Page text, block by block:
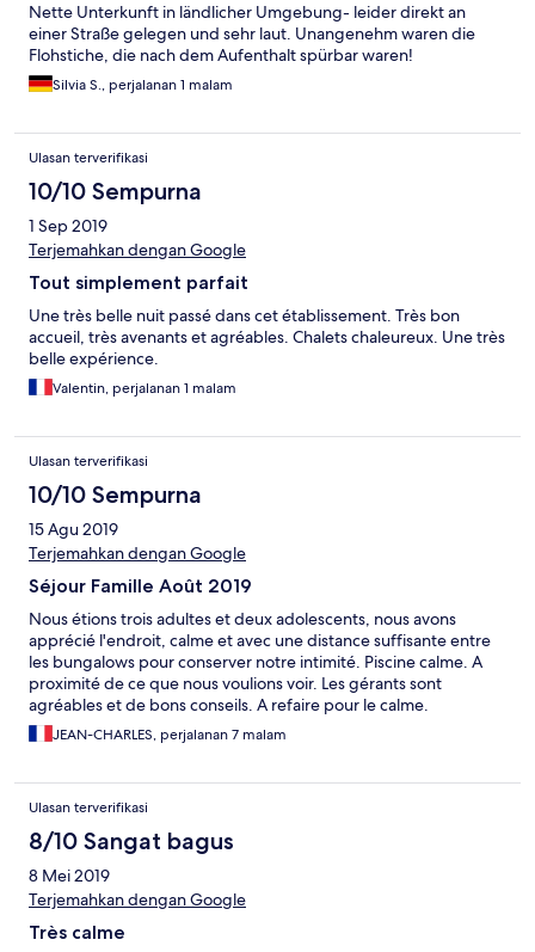
Nette Unterkunft in ländlicher Umgebung- leider direkt an
einer Straße gelegen und sehr laut. Unangenehm waren die
Flohstiche, die nach dem Aufenthalt spürbar waren!
Silvia S., perjalanan 1 malam
Ulasan terverifikasi
10/10 Sempurna
1 Sep 2019
Terjemahkan dengan Google
Tout simplement parfait
Une très belle nuit passé dans cet établissement. Très bon
accueil, très avenants et agréables. Chalets chaleureux. Une très
belle expérience.
Valentin, perjalanan 1 malam
Ulasan terverifikasi
10/10 Sempurna
15 Agu 2019
Terjemahkan dengan Google
Séjour Famille Août 2019
Nous étions trois adultes et deux adolescents, nous avons
apprécié l'endroit, calme et avec une distance suffisante entre
les bungalows pour conserver notre intimité. Piscine calme. A
proximité de ce que nous voulions voir. Les gérants sont
agréables et de bons conseils. A refaire pour le calme.
JEAN-CHARLES, perjalanan 7 malam
Ulasan terverifikasi
8/10 Sangat bagus
8 Mei 2019
Terjemahkan dengan Google
Très calme